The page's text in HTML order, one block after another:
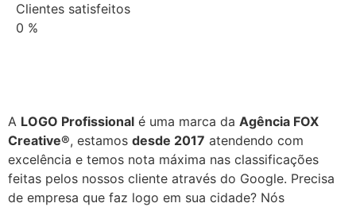
Clientes satisfeitos
0 %
A LOGO Profissional é uma marca da Agência FOX
Creative®, estamos desde 2017 atendendo com
excelência e temos nota máxima nas classificações
feitas pelos nossos cliente através do Google. Precisa
de empresa que faz logo em sua cidade? Nós